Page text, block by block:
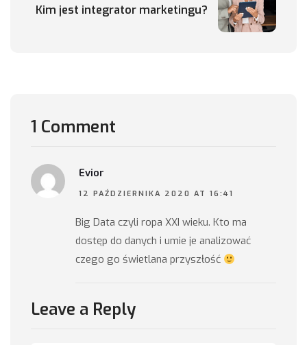
Kim jest integrator marketingu?
1 Comment
Evior
12 PAŹDZIERNIKA 2020 AT 16:41
Big Data czyli ropa XXI wieku. Kto ma
dostęp do danych i umie je analizować
czego go świetlana przyszłość
Leave a Reply